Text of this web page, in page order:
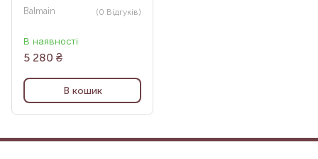
СТЕРЖНЯМИ BALMAIN
BLACK MINI SPA BRUSH
Balmain (0 Відгуків)
В наявності
5 280 ₴
В кошик